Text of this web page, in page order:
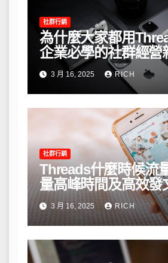
社群行銷
為什麼大家都用
企業必學的社群經營
3 月 16, 2025 RICH
社群行銷
Threads什麼時候流
量高峰時間及高效發
略3 月 16, 2025 RICH